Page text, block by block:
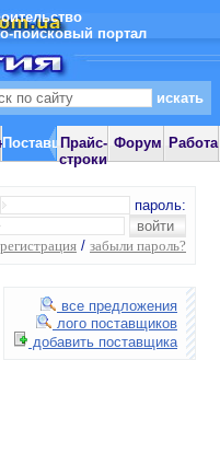
поисковый портал
Поставщики
Прайс-
строки
Форум Работа
пароль:
регистрация / забыли пароль?
все предложения
лого поставщиков
добавить поставщика